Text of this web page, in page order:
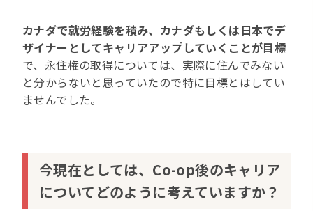
カナダで就労経験を積み、カナダもしくは日本でデ
ザイナーとしてキャリアアップしていくことが目標
で、永住権の取得については、実際に住んでみない
と分からないと思っていたので特に目標とはしてい
ませんでした。
今現在としては、Co-op後のキャリア
についてどのように考えていますか？